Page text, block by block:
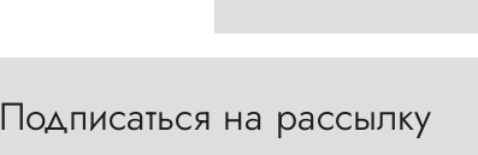
Подписаться на рассылку